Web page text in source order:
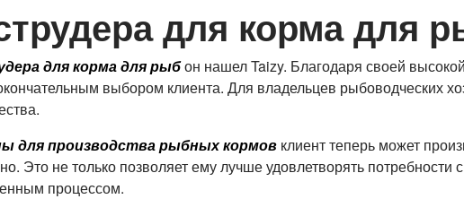
для корма для
для корма для рыбон нашел Taizy. Благодаря своей
выбором клиента. Для владельцев рыбоводческих
для производства рыбных кормов клиент теперь может
Это не только позволяет ему лучше удовлетворять
процессом.